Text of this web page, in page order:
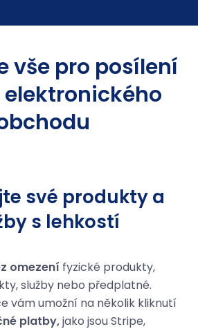
vše pro posílení
své produkty a
s lehkostí
omezení fyzické produkty,
služby nebo předplatné.
vám umožní na několik kliknutí
platby,jako jsou Stripe,